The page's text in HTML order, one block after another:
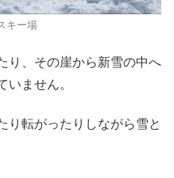
キー場
り、その崖から新雪の中へ
いません。
り転がったりしながら雪と